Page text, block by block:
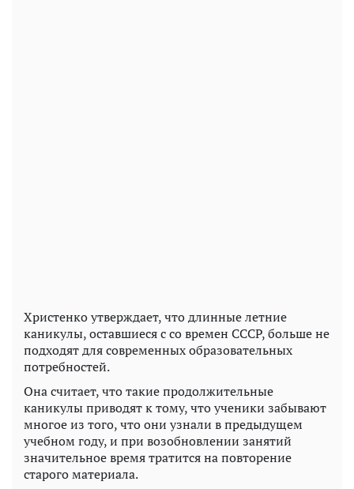
Христенко утверждает, что длинные летние
каникулы, оставшиеся с со времен СССР, больше не
подходят для современных образовательных
потребностей.
Она считает, что такие продолжительные
каникулы приводят к тому, что ученики забывают
многое из того, что они узнали в предыдущем
учебном году, и при возобновлении занятий
значительное время тратится на повторение
старого материала.